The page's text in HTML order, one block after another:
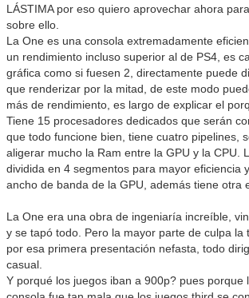
LÁSTIMA por eso quiero aprovechar ahora
sobre ello.
La One es una consola extremadamente
un rendimiento incluso superior al de PS4, es
gráfica como si fuesen 2, directamente puede
que renderizar por la mitad, de este modo
más de rendimiento, es largo de explicar el
Tiene 15 procesadores dedicados que serán
que todo funcione bien, tiene cuatro pipelines,
aligerar mucho la Ram entre la GPU y la CPU.
dividida en 4 segmentos para mayor eficiencia
ancho de banda de la GPU, además tiene otra
La One era una obra de ingeniaría increíble,
y se tapó todo. Pero la mayor parte de culpa la
por esa primera presentación nefasta, todo
casual.
Y porqué los juegos iban a 900p? pues porque